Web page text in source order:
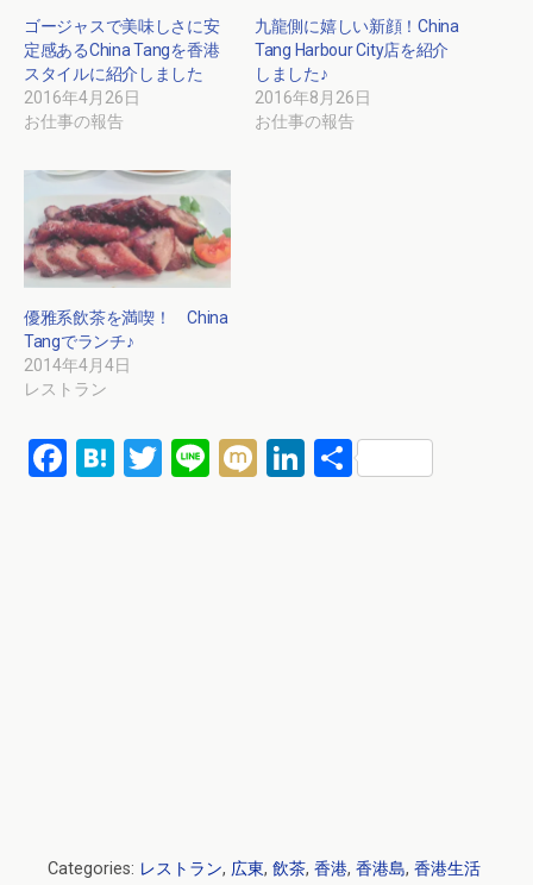
ゴージャスで美味しさに安
定感あるChina Tangを香港
スタイルに紹介しました
2016年4月26日
お仕事の報告
九龍側に嬉しい新顔！China
Tang Harbour City店を紹介
しました♪
2016年8月26日
お仕事の報告
優雅系飲茶を満喫！ China
Tangでランチ♪
2014年4月4日
レストラン
F
H
T
Li
M Li 共
Categories: レストラン, 広東, 飲茶, 香港, 香港島, 香港生活